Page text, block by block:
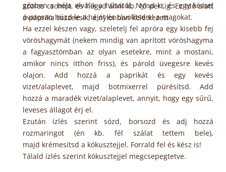
szoros csomót, és hagyd állni kb. 10 percig. Ez idő alatt
a paprika összeesik, a nylonban keletkezett
gőzben a héja elválik a húsától. Nyisd ki, és egy késsel
óvatosan húzd le a héját és távolítsd el a magokat.
Ha ezzel készen vagy, szeletelj fel apróra egy kisebb fej
vöröshagymát (nekem mindig van aprított vöröshagyma
a fagyasztómban az olyan esetekre, mint a mostani,
amikor nincs itthon friss), és párold üvegesre kevés
olajon. Add hozzá a paprikát és egy kevés
vizet/alaplevet, majd botmixerrel pürésítsd. Add
hozzá a maradék vizet/alaplevet, annyit, hogy egy sűrű,
leveses állagot érj el.
Ezután ízlés szerint sózd, borsozd és adj hozzá
rozmaringot (én kb. fél szálat tettem bele),
majd krémesítsd a kókusztejjel. Forrald fel és kész is!
Tálald ízlés szerint kókusztejjel megcsepegtetve.